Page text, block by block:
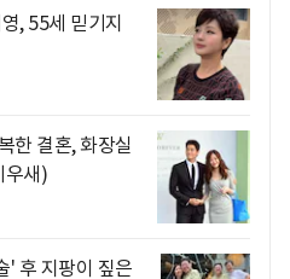
, 55세 믿기지
한 결혼, 화장실
우새)
' 후 지팡이 짚은